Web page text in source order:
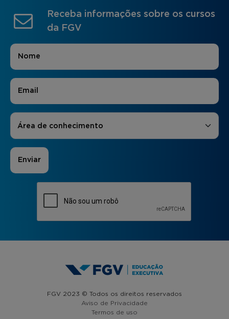
Receba informações sobre os cursos
da FGV
Nome
E-mail
Áreas de Interesse
Área de conhecimento
FGV 2023 © Todos os direitos reservados
Aviso de Privacidade
Termos de uso